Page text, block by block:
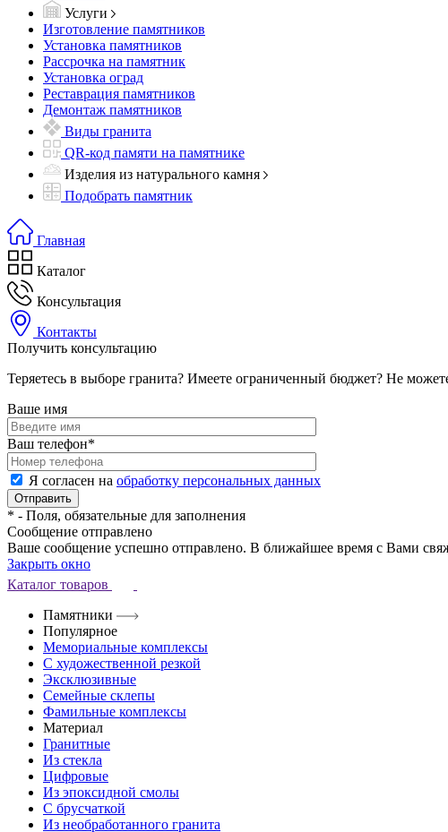
Услуги
Изготовление памятников
Установка памятников
Рассрочка на памятник
Установка оград
Реставрация памятников
Демонтаж памятников
Виды гранита
QR-код памяти на памятнике
Изделия из натурального камня
Подобрать памятник
Главная
Каталог
Консультация
Контакты
Получить консультацию
Теряетесь в выборе гранита? Имеете ограниченный бюджет? Не
Ваше имя
Ваш телефон*
Я согласен на обработку персональных данных
* - Поля, обязательные для заполнения
Сообщение отправлено
Ваше сообщение успешно отправлено. В ближайшее время с Вами
Закрыть окно
Каталог товаров
Памятники
Популярное
Мемориальные комплексы
С художественной резкой
Эксклюзивные
Семейные склепы
Фамильные комплексы
Материал
Гранитные
Из стекла
Цифровые
Из эпоксидной смолы
С брусчаткой
Из необработанного гранита